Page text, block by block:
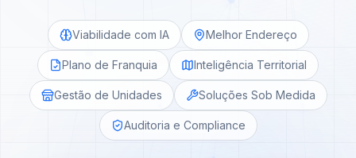
Viabilidade com IA Melhor Endereço
Plano de Franquia Inteligência Territorial
Gestão de Unidades Soluções Sob Medida
Auditoria e Compliance